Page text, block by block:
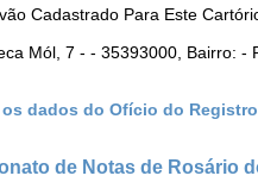
Cadastrado Para Este
Mól, 7 - - 35393000, Bairro: -
dados do Ofício do
de Notas de Rosário